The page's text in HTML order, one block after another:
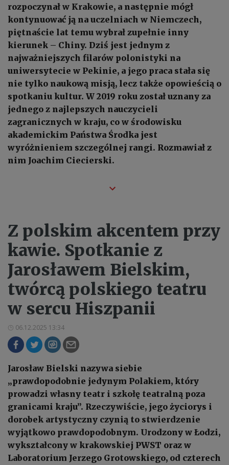
rozpoczynał w Krakowie, a następnie mógł
kontynuować ją na uczelniach w Niemczech,
piętnaście lat temu wybrał zupełnie inny
kierunek – Chiny. Dziś jest jednym z
najważniejszych filarów polonistyki na
uniwersytecie w Pekinie, a jego praca stała się
nie tylko naukową misją, lecz także opowieścią o
spotkaniu kultur. W 2019 roku został uznany za
jednego z najlepszych nauczycieli
zagranicznych w kraju, co w środowisku
akademickim Państwa Środka jest
wyróżnieniem szczególnej rangi. Rozmawiał z
nim Joachim Ciecierski.
Z polskim akcentem przy
kawie. Spotkanie z
Jarosławem Bielskim,
twórcą polskiego teatru
w sercu Hiszpanii
06.12.2025 13:34
Jarosław Bielski nazywa siebie
„prawdopodobnie jedynym Polakiem, który
prowadzi własny teatr i szkołę teatralną poza
granicami kraju”. Rzeczywiście, jego życiorys i
dorobek artystyczny czynią to stwierdzenie
wyjątkowo prawdopodobnym. Urodzony w Łodzi,
wykształcony w krakowskiej PWST oraz w
Laboratorium Jerzego Grotowskiego, od czterech